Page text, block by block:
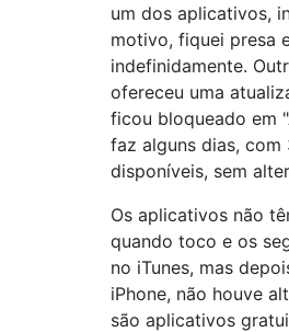
um dos aplicativos,
motivo, fiquei presa
indefinidamente.
ofereceu uma
ficou bloqueado em
faz alguns dias, com
disponíveis, sem
Os aplicativos não
quando toco e os
no iTunes, mas
iPhone, não houve
são aplicativos